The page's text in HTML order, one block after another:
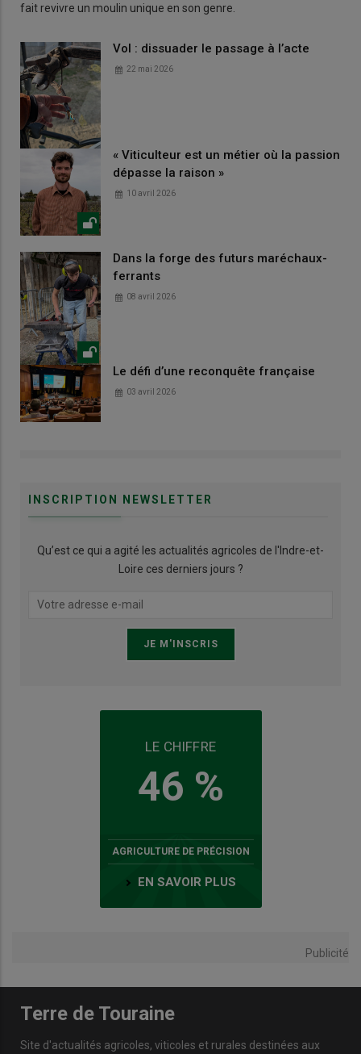
fait revivre un moulin unique en son genre.
Vol : dissuader le passage à l’acte
22 mai 2026
« Viticulteur est un métier où la passion
dépasse la raison »
10 avril 2026
Dans la forge des futurs maréchaux-
ferrants
08 avril 2026
Le défi d’une reconquête française
03 avril 2026
INSCRIPTION NEWSLETTER
Qu’est ce qui a agité les actualités agricoles de l'Indre-et-
Loire ces derniers jours ?
LE CHIFFRE
46 %
AGRICULTURE DE PRÉCISION
EN SAVOIR PLUS
Publicité
Terre de Touraine
Site d'actualités agricoles, viticoles et rurales destinées aux